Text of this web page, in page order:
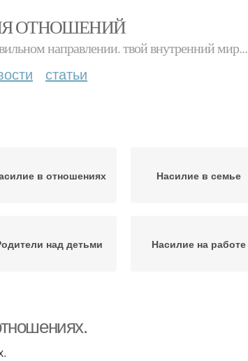
ОТНОШЕНИЙ
направлении. твой внутренний мир...
статьи
в отношениях Насилие в семье
над детьми Насилие на работе